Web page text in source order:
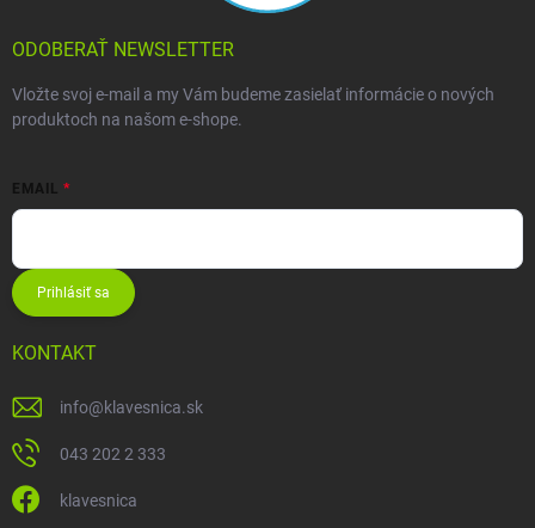
ODOBERAŤ NEWSLETTER
Vložte svoj e-mail a my Vám budeme zasielať informácie o nových
produktoch na našom e-shope.
EMAIL
Prihlásiť sa
KONTAKT
info@klavesnica.sk
043 202 2 333
klavesnica